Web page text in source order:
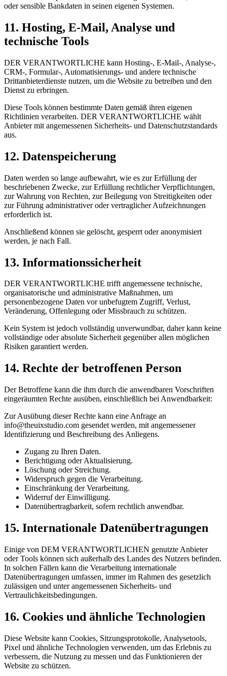
oder sensible Bankdaten in seinen eigenen Systemen.
11. Hosting, E-Mail, Analyse und
technische Tools
DER VERANTWORTLICHE kann Hosting-, E-Mail-, Analyse-,
CRM-, Formular-, Automatisierungs- und andere technische
Drittanbieterdienste nutzen, um die Website zu betreiben und den
Dienst zu erbringen.
Diese Tools können bestimmte Daten gemäß ihren eigenen
Richtlinien verarbeiten. DER VERANTWORTLICHE wählt
Anbieter mit angemessenen Sicherheits- und Datenschutzstandards
aus.
12. Datenspeicherung
Daten werden so lange aufbewahrt, wie es zur Erfüllung der
beschriebenen Zwecke, zur Erfüllung rechtlicher Verpflichtungen,
zur Wahrung von Rechten, zur Beilegung von Streitigkeiten oder
zur Führung administrativer oder vertraglicher Aufzeichnungen
erforderlich ist.
Anschließend können sie gelöscht, gesperrt oder anonymisiert
werden, je nach Fall.
13. Informationssicherheit
DER VERANTWORTLICHE trifft angemessene technische,
organisatorische und administrative Maßnahmen, um
personenbezogene Daten vor unbefugtem Zugriff, Verlust,
Veränderung, Offenlegung oder Missbrauch zu schützen.
Kein System ist jedoch vollständig unverwundbar, daher kann keine
vollständige oder absolute Sicherheit gegenüber allen möglichen
Risiken garantiert werden.
14. Rechte der betroffenen Person
Der Betroffene kann die ihm durch die anwendbaren Vorschriften
eingeräumten Rechte ausüben, einschließlich bei Anwendbarkeit:
Zur Ausübung dieser Rechte kann eine Anfrage an
info@theuixstudio.com gesendet werden, mit angemessener
Identifizierung und Beschreibung des Anliegens.
Zugang zu Ihren Daten.
Berichtigung oder Aktualisierung.
Löschung oder Streichung.
Widerspruch gegen die Verarbeitung.
Einschränkung der Verarbeitung.
Widerruf der Einwilligung.
Datenübertragbarkeit, sofern rechtlich anwendbar.
15. Internationale Datenübertragungen
Einige von DEM VERANTWORTLICHEN genutzte Anbieter
oder Tools können sich außerhalb des Landes des Nutzers befinden.
In solchen Fällen kann die Verarbeitung internationale
Datenübertragungen umfassen, immer im Rahmen des gesetzlich
zulässigen und unter angemessenen Sicherheits- und
Vertraulichkeitsbedingungen.
16. Cookies und ähnliche Technologien
Diese Website kann Cookies, Sitzungsprotokolle, Analysetools,
Pixel und ähnliche Technologien verwenden, um das Erlebnis zu
verbessern, die Nutzung zu messen und das Funktionieren der
Website zu schützen.